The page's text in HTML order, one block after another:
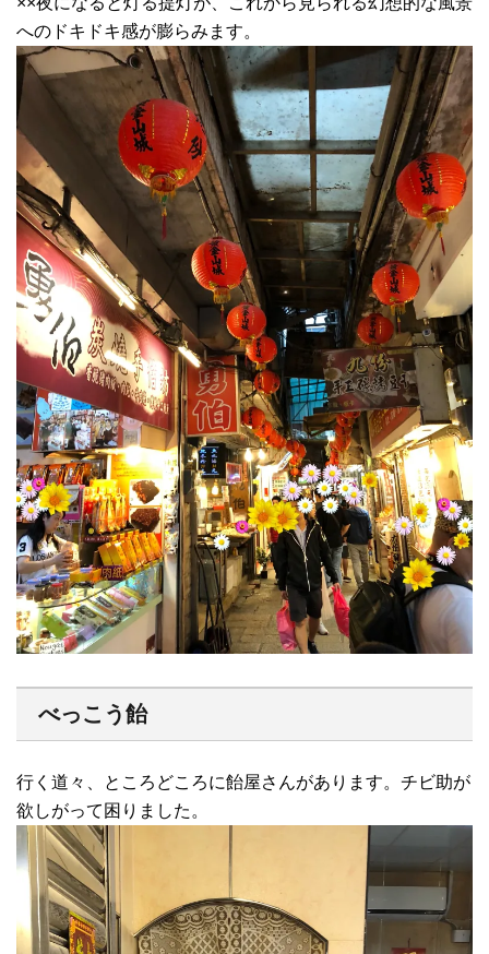
へのドキドキ感が膨らみます。
べっこう飴
行く道々、ところどころに飴屋さんがあります。チビ助が
欲しがって困りました。